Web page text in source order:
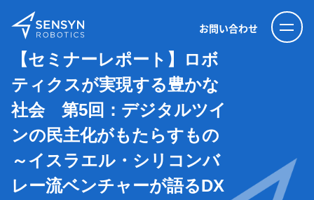
お問い合わせ
【セミナーレポート】ロボ
ティクスが実現する豊かな
社会 第5回：デジタルツイ
ンの民主化がもたらすもの
～イスラエル・シリコンバ
レー流ベンチャーが語るDX